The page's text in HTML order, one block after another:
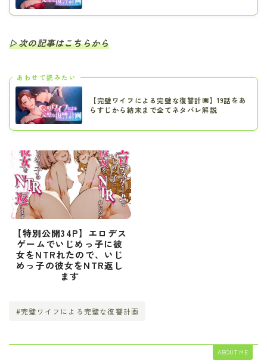
▷次の記事はこちらから
あわせて読みたい
【完璧ワイフによる完璧な復讐計画】19話をあ
らすじから結末まで全てネタバレ解説
【特別公開34P】エロデス
ゲームでいじめっ子に彼
女をNTRれたので、いじ
めっ子の彼女をNTR返し
ます
#完璧ワイフによる完璧な復讐計画
ABOUT ME